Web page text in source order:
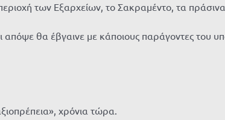
των Εξαρχείων, το Σακραμέντο, τα
θα έβγαινε με κάποιους παράγοντες του
χρόνια τώρα.